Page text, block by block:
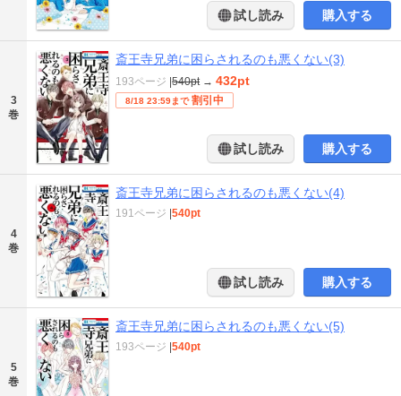
試し読み 購入する
3
巻
斎王寺兄弟に困らされるのも悪くない(3)
193ページ |540pt → 432pt
8/18 23:59まで 割引中
試し読み 購入する
4
巻
斎王寺兄弟に困らされるのも悪くない(4)
191ページ |540pt
試し読み 購入する
5
巻
斎王寺兄弟に困らされるのも悪くない(5)
193ページ |540pt